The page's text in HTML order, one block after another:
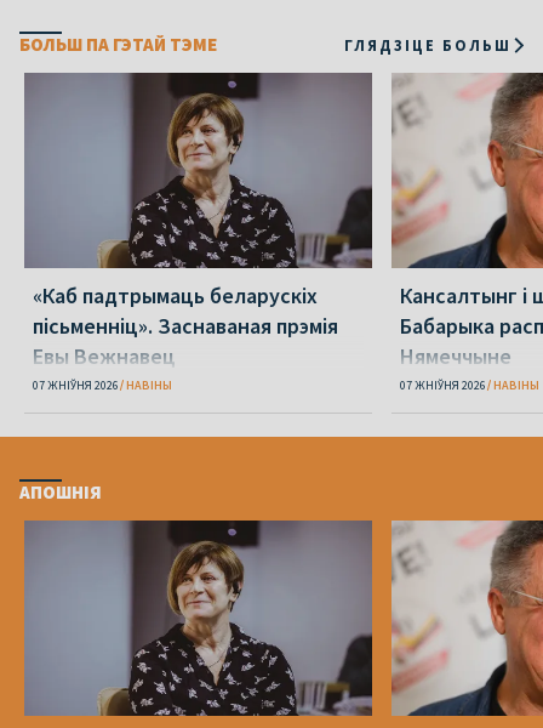
БОЛЬШ ПА ГЭТАЙ ТЭМЕ ГЛЯДЗІЦЕ БОЛЬШ
«Каб падтрымаць беларускіх
пісьменніц». Заснаваная прэмія
Евы Вежнавец
07 ЖНІЎНЯ 2026 НАВІНЫ
Кансалтынг і
Бабарыка
Нямеччыне
07 ЖНІЎНЯ 2026 НАВІНЫ
АПОШНІЯ